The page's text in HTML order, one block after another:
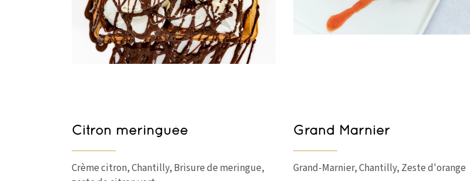
Citron meringuée
Crème citron, Chantilly, Brisure de meringue,
Grand Marnier
Grand-Marnier, Chantilly, Zeste d'orange